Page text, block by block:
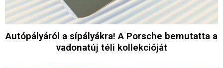
Autópályáról a sípályákra! A Porsche bemutatta a
vadonatúj téli kollekcióját